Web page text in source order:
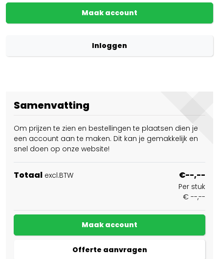
Maak account
Inloggen
Samenvatting
Om prijzen te zien en bestellingen te plaatsen dien je
een account aan te maken. Dit kan je gemakkelijk en
snel doen op onze website!
Totaal excl.BTW €--,--
Per stuk
€ --,--
Maak account
Offerte aanvragen